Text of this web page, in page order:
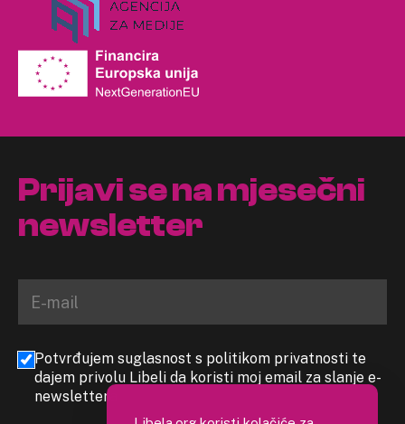
Prijavi se na mjesečni
newsletter
Potvrđujem suglasnost s politikom privatnosti te
dajem privolu Libeli da koristi moj email za slanje e-
newslettera